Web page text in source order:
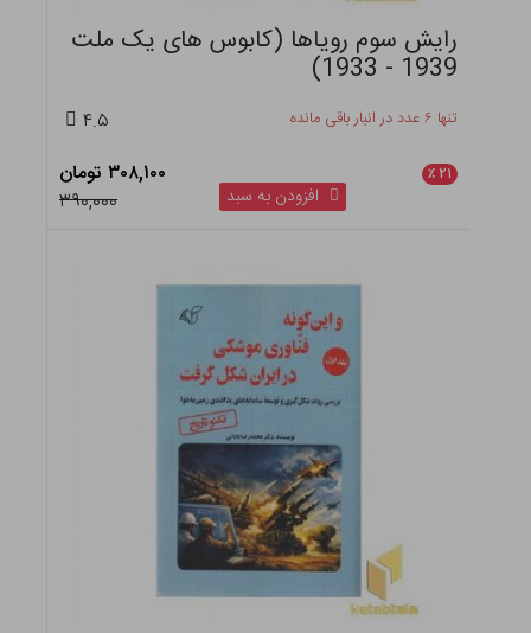
رایش سوم رویاها (کابوس های یک ملت
1939 - 1933)
تنها ۶ عدد در انبار باقی مانده ۴.۵
۲۱ ٪
۳۰۸,۱۰۰ تومان
۳۹۰,۰۰۰
افزودن به سبد